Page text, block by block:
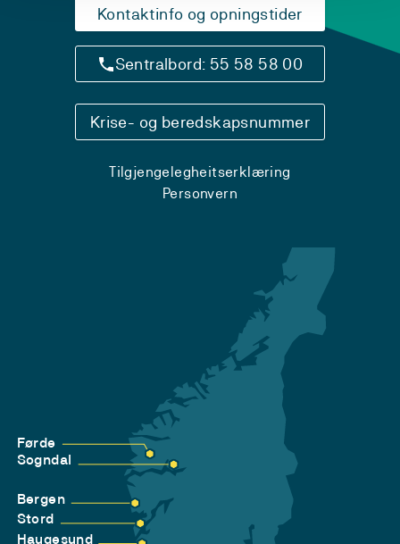
Kontaktinfo og opningstider
Sentralbord: 55 58 58 00
Krise- og beredskapsnummer
Tilgjengelegheitserklæring
Personvern
Førde
Sogndal
Bergen
Stord
Haugesund